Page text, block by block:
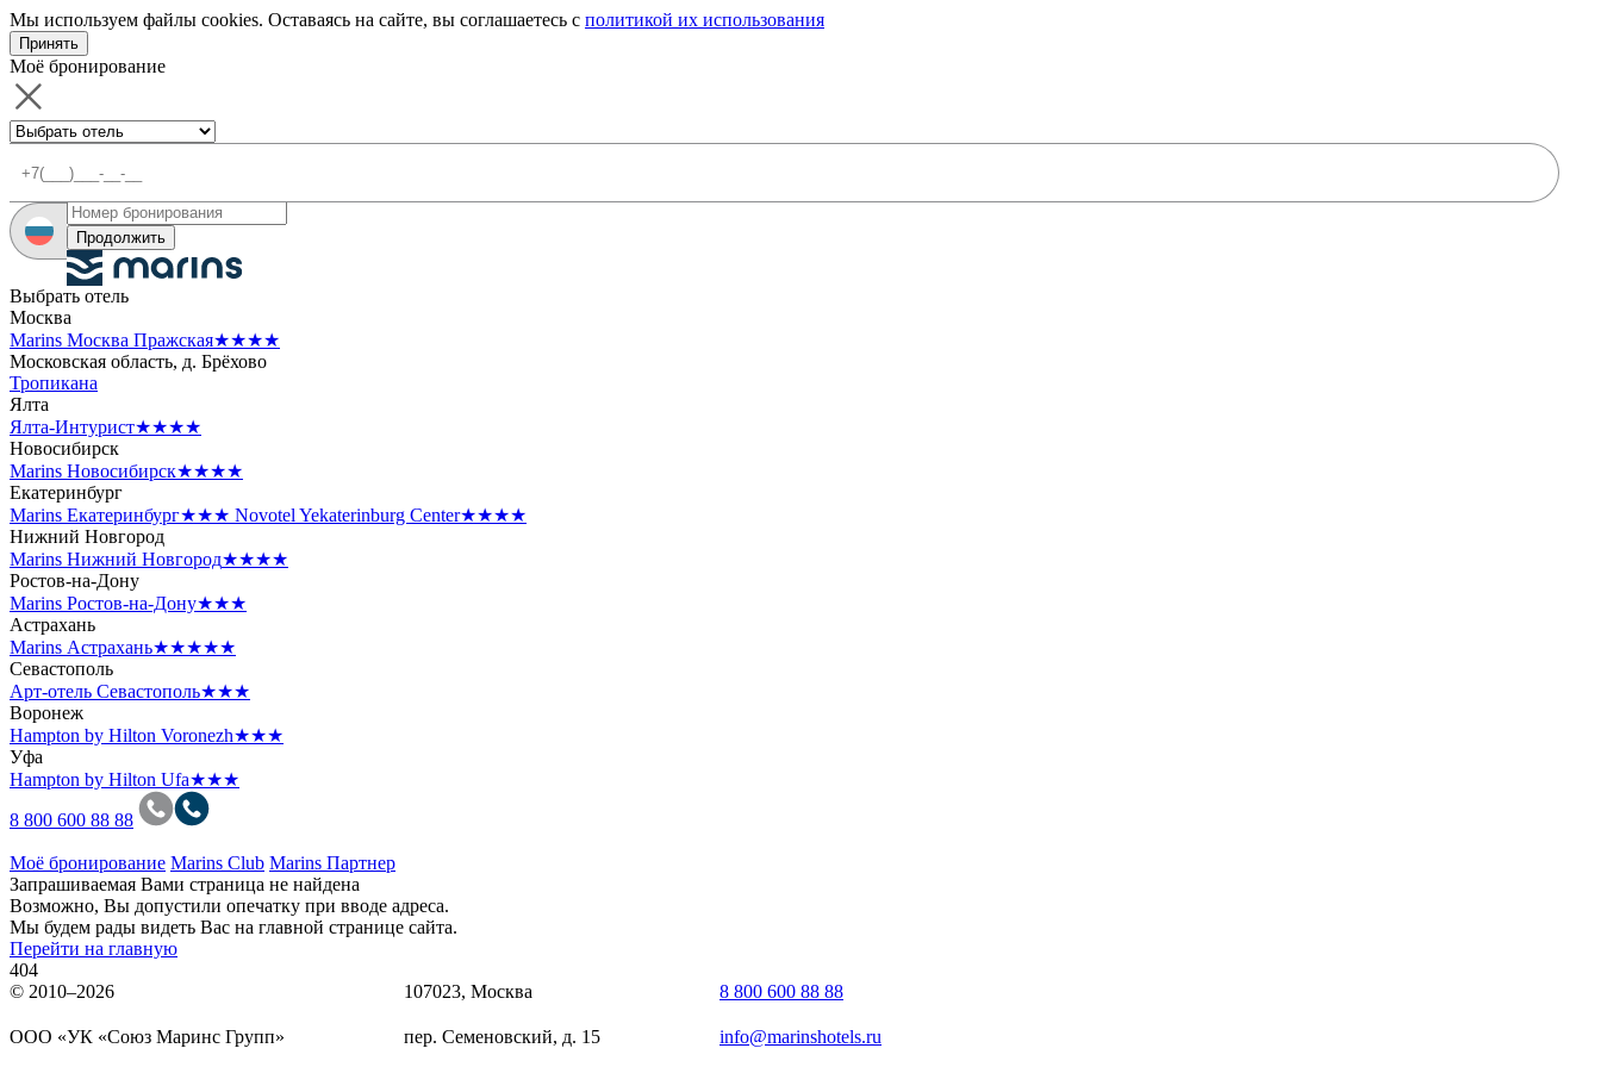
Мы используем файлы cookies. Оставаясь на сайте, вы соглашаетесь с политикой их использования
Принять
Моё бронирование
Продолжить
Выбрать отель
Москва
Marins Москва Пражская★★★★
Московская область, д. Брёхово
Тропикана
Ялта
Ялта-Интурист★★★★
Новосибирск
Marins Новосибирск★★★★
Екатеринбург
Marins Екатеринбург★★★ Novotel Yekaterinburg Center★★★★
Нижний Новгород
Marins Нижний Новгород★★★★
Ростов-на-Дону
Marins Ростов-на-Дону★★★
Астрахань
Marins Астрахань★★★★★
Севастополь
Арт-отель Севастополь★★★
Воронеж
Hampton by Hilton Voronezh★★★
Уфа
Hampton by Hilton Ufa★★★
8 800 600 88 88
Моё бронирование Marins Club Marins Партнер
Запрашиваемая Вами страница не найдена
Возможно, Вы допустили опечатку при вводе адреса.
Мы будем рады видеть Вас на главной странице сайта.
Перейти на главную
404
© 2010–2026
OOO «УК «Союз Маринс Групп»
107023, Москва
пер. Семеновский, д. 15
8 800 600 88 88
info@marinshotels.ru